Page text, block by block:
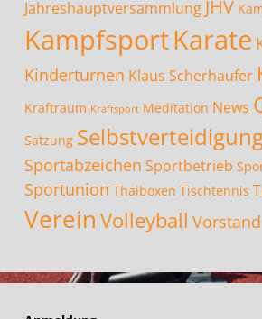
Jahreshauptversammlung JHV
KampfsportKarate
Kinderturnen Klaus Scherhaufer
Kraftraum Kraftsport Meditation News
Satzung
Sportabzeichen Sportbetrieb
Sportunion Thaiboxen Tischtennis
Verein Volleyball Vorstand